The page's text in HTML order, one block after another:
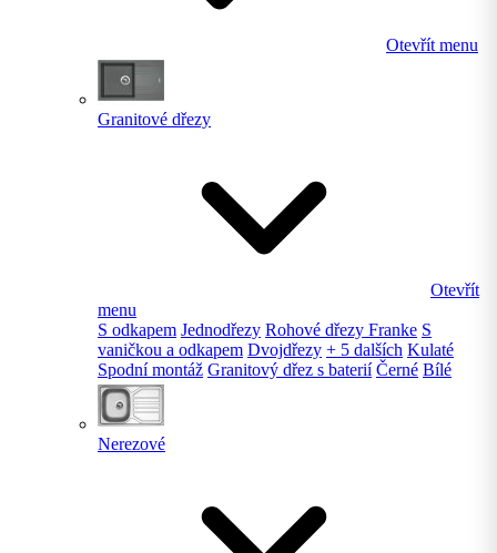
Otevřít menu
Granitové dřezy
Otevřít
menu
S odkapem Jednodřezy Rohové dřezy Franke S
vaničkou a odkapem Dvojdřezy + 5 dalších Kulaté
Spodní montáž Granitový dřez s baterií Černé Bílé
Nerezové